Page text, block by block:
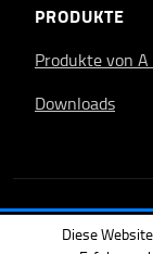
PRODUKTE
Produkte von A
Downloads
Diese